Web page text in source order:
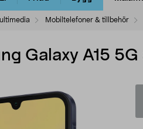
Mobiltelefoner & tillbehör
Galaxy A15